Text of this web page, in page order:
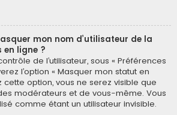
mon nom d’utilisateur de la
ligne ?
de l’utilisateur, sous « Préférences
l’option « Masquer mon statut en
cette option, vous ne serez visible que
modérateurs et de vous-même. Vous
comme étant un utilisateur invisible.